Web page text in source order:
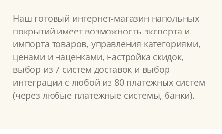
Наш готовый интернет-магазин напольных
покрытий имеет возможность экспорта и
импорта товаров, управления категориями,
ценами и наценками, настройка скидок,
выбор из 7 систем доставок и выбор
интеграции с любой из 80 платежных систем
(через любые платежные системы, банки).